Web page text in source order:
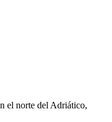
el norte del Adriático,